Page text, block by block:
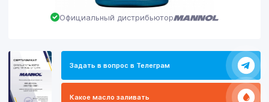
Официальный дистрибьютор
Задать в вопрос в Телеграм
Какое масло заливать